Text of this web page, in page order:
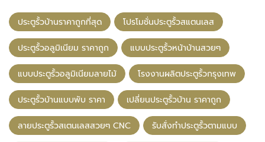
ประตูรั้วบ้านราคาถูกที่สุด โปรโมชั่นประตูรั้วสแตนเลส
ประตูรั้วอลูมิเนียม ราคาถูก แบบประตูรั้วหน้าบ้านสวยๆ
แบบประตูรั้วอลูมิเนียมลายไม้ โรงงานผลิตประตูรั้วกรุงเทพ
ประตูรั้วบ้านแบบพับ ราคา เปลี่ยนประตูรั้วบ้าน ราคาถูก
ลายประตูรั้วสเตนเลสสวยๆ CNC รับสั่งทำประตูรั้วตามแบบ